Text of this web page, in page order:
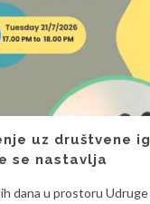
uz društvene
se nastavlja
dana u prostoru Udruge